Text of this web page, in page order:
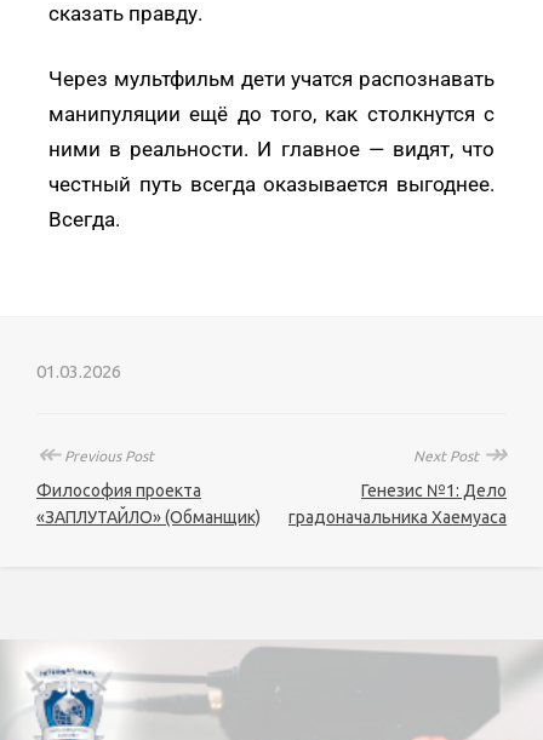
сказать правду.
Через мультфильм дети учатся распознавать
манипуляции ещё до того, как столкнутся с
ними в реальности. И главное — видят, что
честный путь всегда оказывается выгоднее.
Всегда.
01.03.2026
↞Previous Post
Философия проекта
«ЗАПЛУТАЙЛО» (Обманщик)
Next Post ↠
Генезис №1: Дело
градоначальника Хаемуаса